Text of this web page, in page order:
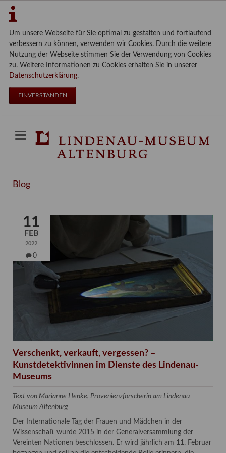
Um unsere Webseite für Sie optimal zu gestalten und fortlaufend
verbessern zu können, verwenden wir Cookies. Durch die weitere
Nutzung der Webseite stimmen Sie der Verwendung von Cookies
zu. Weitere Informationen zu Cookies erhalten Sie in unserer
Datenschutzerklärung.
EINVERSTANDEN
Blog
11
FEB
2022
0
Verschenkt, verkauft, vergessen? –
Kunstdetektivinnen im Dienste des Lindenau-
Museums
Text von Marianne Henke, Provenienzforscherin am Lindenau-
Museum Altenburg
Der Internationale Tag der Frauen und Mädchen in der
Wissenschaft wurde 2015 in der Generalversammlung der
Vereinten Nationen beschlossen. Er wird jährlich am 11. Februar